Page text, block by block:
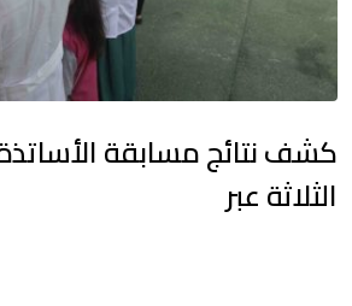
الثلاثة عبر